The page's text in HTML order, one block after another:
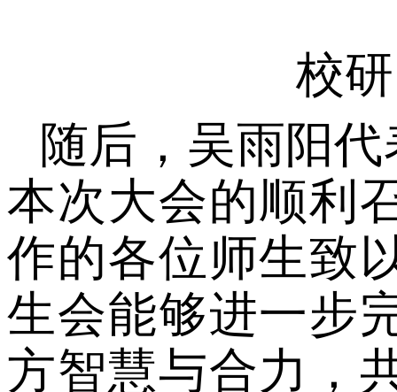
校
随后，吴雨阳
本次大会的顺利
作的各位师生致
生会能够进一步
方智慧与合力，